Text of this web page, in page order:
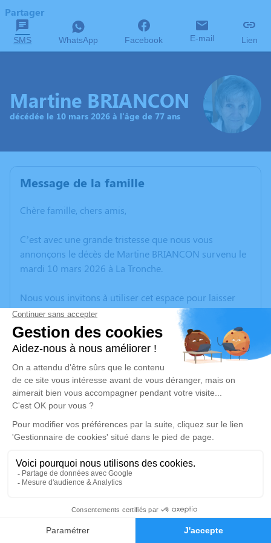
Faire-part Hommages
Partager
SMS WhatsApp Facebook E-mail Lien
Martine BRIANCON
décédée le 10 mars 2026 à l'âge de 77 ans
Message de la famille
Chère famille, chers amis,
C’est avec une grande tristesse que nous vous
annonçons le décès de Martine BRIANCON survenu le
mardi 10 mars 2026 à La Tronche.
Nous vous invitons à utiliser cet espace pour laisser
vos condoléances, partager des photos souvenirs, une
anecdote ou exprimer vos pensées à travers des
poèmes ou des textes. Cet endroit est un lieu
d'expression dédié à honorer la mémoire de Martine
BRIANCON.
Un service de plantation d’arbre hommage est
disponible ici.
Je rends hommage
Cérémonie religieuse
Église Notre-Dame-d'Aquilon de Guillestre
05600 Guillestre